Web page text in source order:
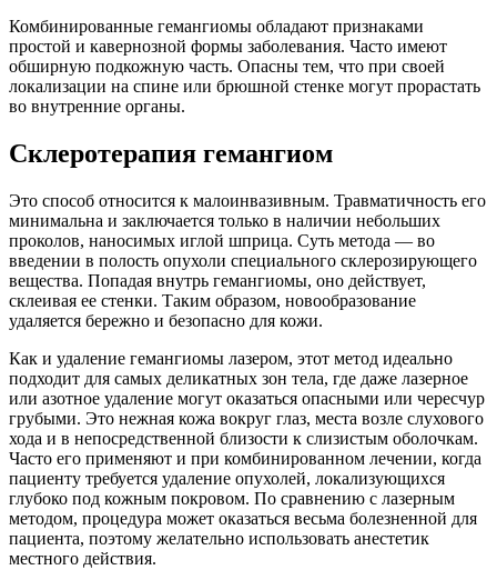
Комбинированные гемангиомы обладают признаками
простой и кавернозной формы заболевания. Часто имеют
обширную подкожную часть. Опасны тем, что при своей
локализации на спине или брюшной стенке могут прорастать
во внутренние органы.
Склеротерапия гемангиом
Это способ относится к малоинвазивным. Травматичность его
минимальна и заключается только в наличии небольших
проколов, наносимых иглой шприца. Суть метода — во
введении в полость опухоли специального склерозирующего
вещества. Попадая внутрь гемангиомы, оно действует,
склеивая ее стенки. Таким образом, новообразование
удаляется бережно и безопасно для кожи.
Как и удаление гемангиомы лазером, этот метод идеально
подходит для самых деликатных зон тела, где даже лазерное
или азотное удаление могут оказаться опасными или чересчур
грубыми. Это нежная кожа вокруг глаз, места возле слухового
хода и в непосредственной близости к слизистым оболочкам.
Часто его применяют и при комбинированном лечении, когда
пациенту требуется удаление опухолей, локализующихся
глубоко под кожным покровом. По сравнению с лазерным
методом, процедура может оказаться весьма болезненной для
пациента, поэтому желательно использовать анестетик
местного действия.